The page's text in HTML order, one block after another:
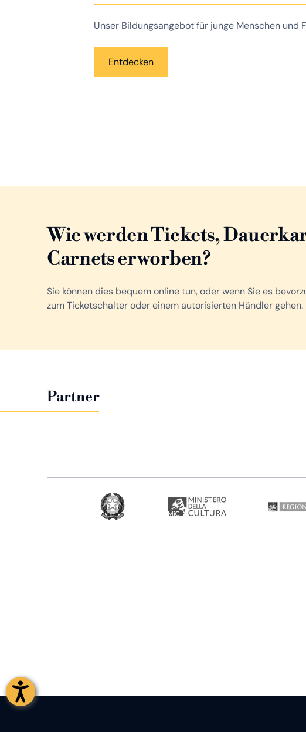
Unser Bildungsangebot für junge Menschen und
Entdecken
Wie werden Tickets,
Carnets erworben?
Sie können dies bequem online tun, oder wenn Sie es
zum Ticketschalter oder einem autorisierten Händler gehen.
Partner